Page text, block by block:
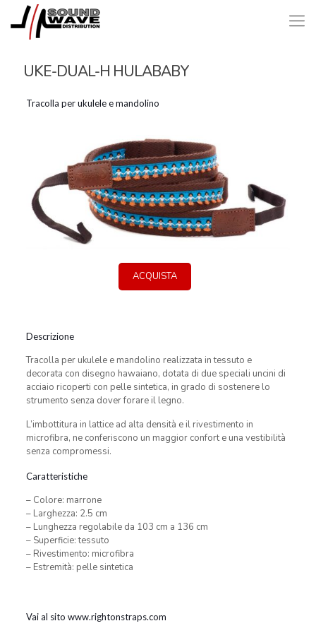
UKE-DUAL-H HULABABY
Tracolla per ukulele e mandolino
ACQUISTA
Descrizione
Tracolla per ukulele e mandolino realizzata in tessuto e
decorata con disegno hawaiano, dotata di due speciali uncini di
acciaio ricoperti con pelle sintetica, in grado di sostenere lo
strumento senza dover forare il legno.
L’imbottitura in lattice ad alta densità e il rivestimento in
microfibra, ne conferiscono un maggior confort e una vestibilità
senza compromessi.
Caratteristiche
– Colore: marrone
– Larghezza: 2.5 cm
– Lunghezza regolabile da 103 cm a 136 cm
– Superficie: tessuto
– Rivestimento: microfibra
– Estremità: pelle sintetica
Vai al sito www.rightonstraps.com